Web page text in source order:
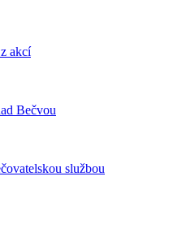
akcí
Bečvou
službou